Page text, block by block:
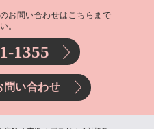
お問い合わせはこちらまで
。
1355
問い合わせ